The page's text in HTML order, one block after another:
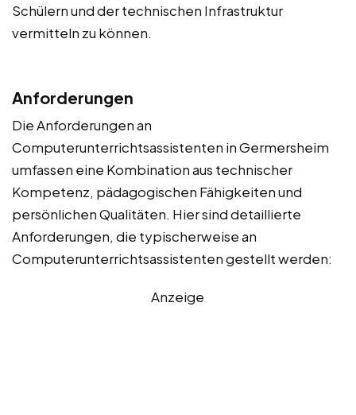
Schülern und der technischen Infrastruktur
vermitteln zu können.
Anforderungen
Die Anforderungen an
Computerunterrichtsassistenten in Germersheim
umfassen eine Kombination aus technischer
Kompetenz, pädagogischen Fähigkeiten und
persönlichen Qualitäten. Hier sind detaillierte
Anforderungen, die typischerweise an
Computerunterrichtsassistenten gestellt werden:
Anzeige